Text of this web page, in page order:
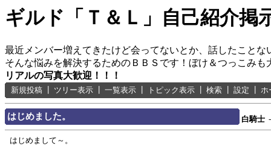
ギルド「Ｔ＆Ｌ」自己紹介掲
最近メンバー増えてきたけど会ってないとか、話したことな
そんな悩みを解決するためのＢＢＳです！ぼけ＆つっこみも
リアルの写真大歓迎！！！
新規投稿 ツリー表示 一覧表示 トピック表示 検索 設定 ホ
はじめました。 白騎士
はじめまして～。